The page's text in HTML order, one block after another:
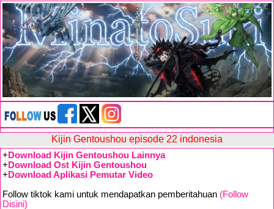
Kijin Gentoushou episode 22 indonesia
+ Download Kijin Gentoushou Lainnya
+ Download Ost Kijin Gentoushou
+ Download Aplikasi Pemutar Video
Follow tiktok kami untuk mendapatkan pemberitahuan (Follow
Disini)